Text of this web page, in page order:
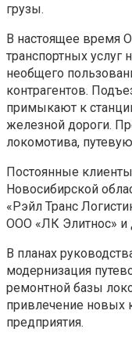
грузы.
В настоящее время
транспортных
необщего
контрагентов.
примыкают к
железной дороги.
локомотива, путевую
Постоянные
Новосибирской
«Рэйл Транс
ООО «ЛК Элитнос» и
В планах
модернизация
ремонтной базы
привлечение новых
предприятия.